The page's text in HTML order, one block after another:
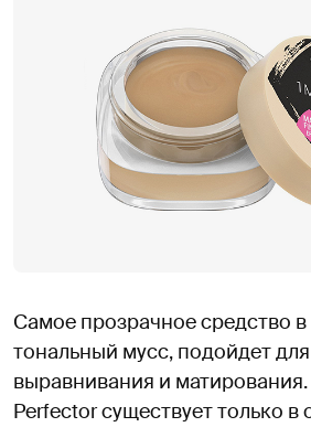
Самое прозрачное средство
тональный мусс, подойдет для
выравнивания и матирования.
Perfector существует только в